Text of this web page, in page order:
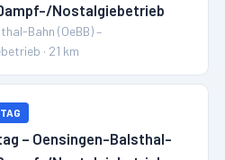
Dampf-/Nostalgiebetrieb
Bahn (OeBB) –
· 21 km
– Oensingen-Balsthal-